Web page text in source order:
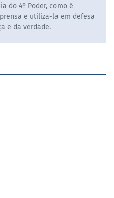
do 4º Poder, como é
e utiliza-la em defesa
e da verdade.